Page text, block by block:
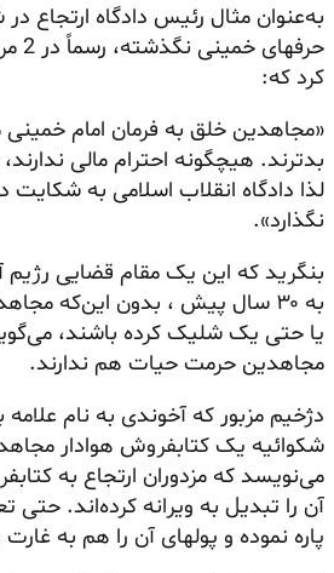
به‌عنوان مثال رئیس دادگاه ارتجاع
کرد که:
«مجاهدین خلق به فرمان امام خمینی
بدترند. هیچگونه احترام مالی
لذا دادگاه انقلاب اسلامی به شکایت
نگذارد».
بنگرید که این یک مقام قضایی
به ۳۰ سال پیش ، بدون این‌که
یا حتی یک شلیک کرده باشند،
مجاهدین حرمت حیات هم ندارند.
دژخیم مزبور که آخوندی به نام علامه
شکوائیه یک کتابفروش هوادار
می‌نویسد که مزدوران ارتجاع به
آن را تبدیل به ویرانه کرده‌اند. حتی
پاره نموده و پولهای آن را هم به غارت